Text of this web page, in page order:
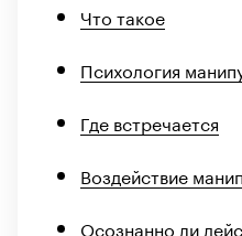
Что такое
Психология
Где встречается
Воздействие
Осознанно ли